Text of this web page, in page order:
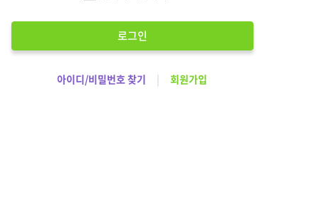
로그인
아이디/비밀번호 찾기 | 회원가입